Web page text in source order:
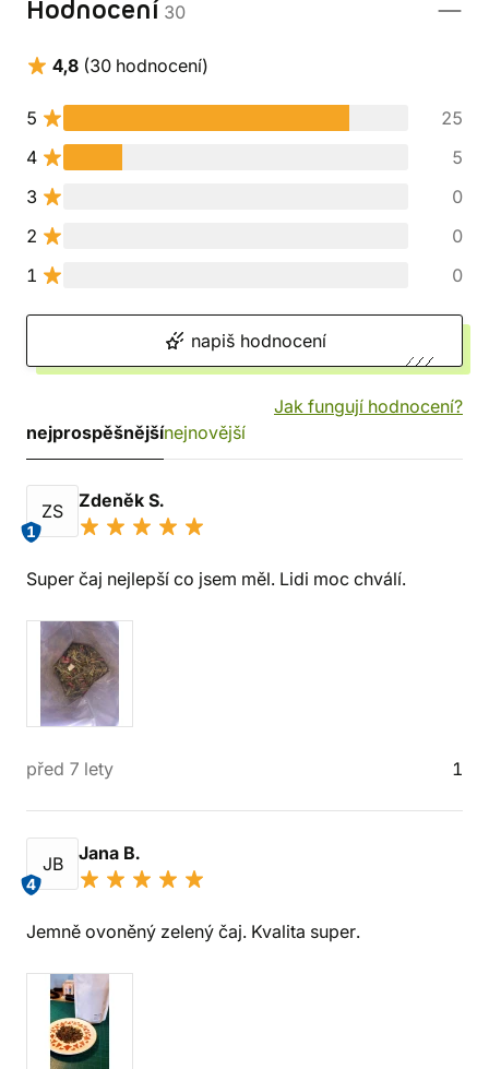
Hodnocení 30
4,8 (30 hodnocení)
5
25
4
5
3
0
2
0
1
0
napiš hodnocení
Jak fungují hodnocení?
nejprospěšnějšínejnovější
ZS
1
Zdeněk S.
Super čaj nejlepší co jsem měl. Lidi moc chválí.
před 7 lety 1
JB
4
Jana B.
Jemně ovoněný zelený čaj. Kvalita super.